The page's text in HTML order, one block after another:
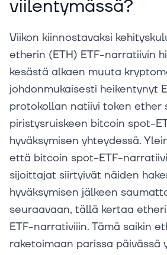
viilentymässä?
Viikon kiinnostavaksi
etherin (ETH) ETF-narratiivin
kesästä alkaen muuta
johdonmukaisesti heikentynyt
protokollan natiivi token ether
piristysruiskeen bitcoin spot-
hyväksymisen yhteydessä.
että bitcoin spot-ETF-
sijoittajat siirtyivät näiden
hyväksymisen jälkeen
seuraavaan, tällä kertaa
ETF-narrativiiin. Tämä saikin
raketoimaan parissa päivässä